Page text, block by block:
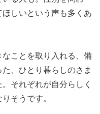
しいという声も多くあ
ことを取り入れる、備
、ひとり暮らしのさま
それぞれが自分らしく
そうです。